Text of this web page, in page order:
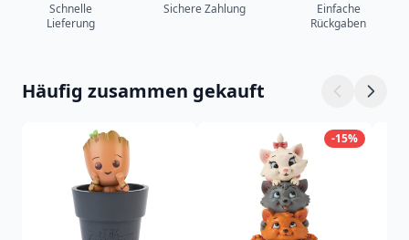
Schnelle
Lieferung
Sichere Zahlung
Einfache
Rückgaben
Häufig zusammen gekauft
-15%